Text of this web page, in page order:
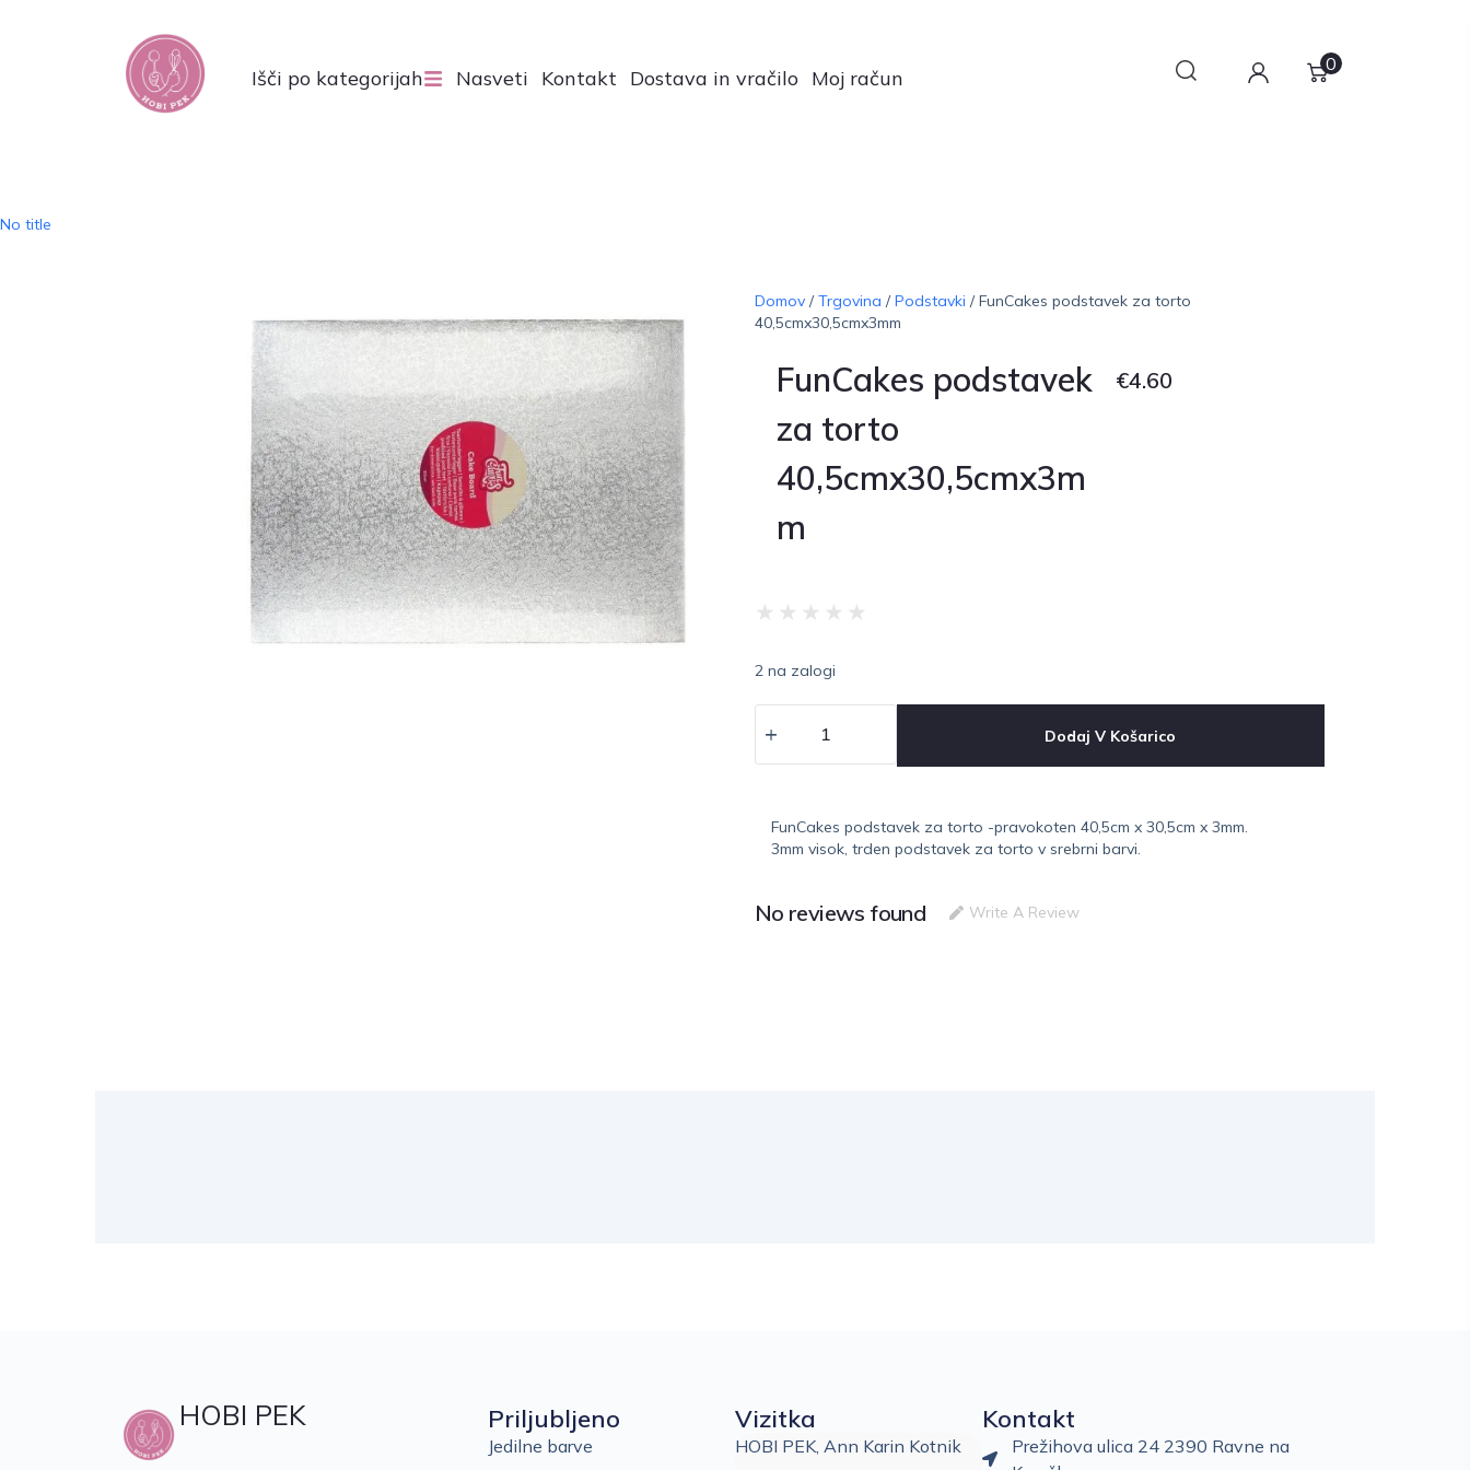
Išči po kategorijah Nasveti Kontakt Dostava in vračilo Moj račun
0
No title
Domov/Trgovina /Podstavki / FunCakes podstavek za torto
40,5cmx30,5cmx3mm
FunCakes podstavek
za torto
40,5cmx30,5cmx3m
m
€4.60
★ ★ ★ ★ ★
2 na zalogi
Dodaj V Košarico
FunCakes podstavek za torto -pravokoten 40,5cm x 30,5cm x 3mm.
3mm visok, trden podstavek za torto v srebrni barvi.
No reviews found Write A Review
HOBI PEK Priljubljeno
Jedilne barve
Vizitka
HOBI PEK, Ann Karin Kotnik
Kontakt
Prežihova ulica 24 2390 Ravne na